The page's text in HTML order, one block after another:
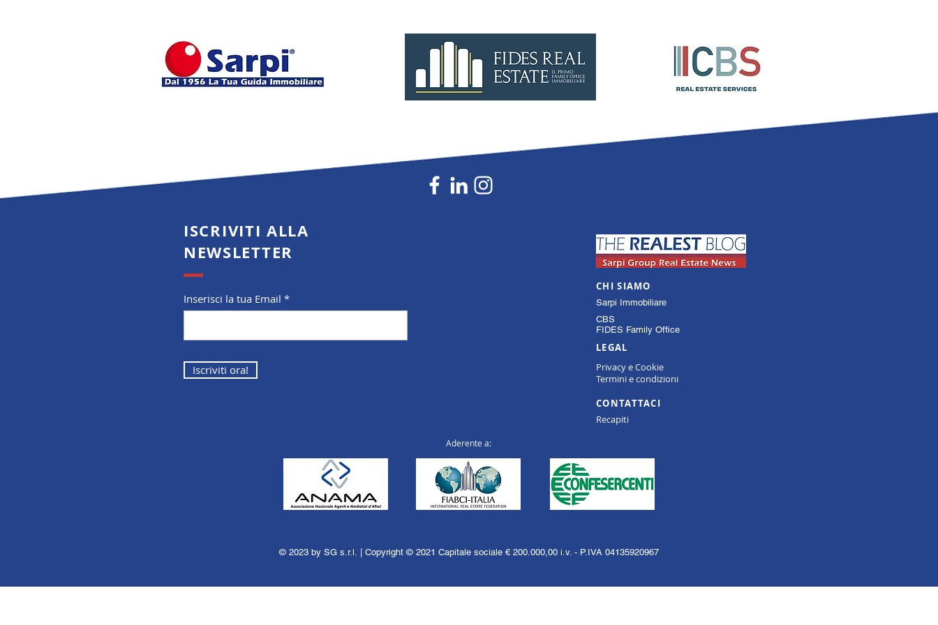
ISCRIVITI ALLA
NEWSLETTER
Inserisci la tua Email
Iscriviti ora!
CHI SIAMO
Sarpi Immobiliare
CBS
FIDES Family Office
LEGAL
Privacy e Cookie
Termini e condizioni
CONTATTACI
Recapiti
Aderente a:
© 2023 by SG s.r.l. | Copyright © 2021 Capitale sociale € 200.000,00 i.v. - P.IVA 04135920967